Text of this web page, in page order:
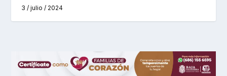
3 / julio / 2024